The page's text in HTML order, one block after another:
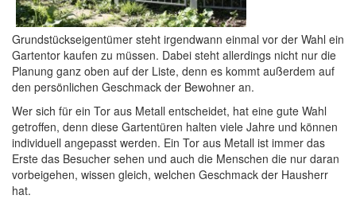
Grundstückseigentümer steht irgendwann einmal vor der Wahl ein
Gartentor kaufen zu müssen. Dabei steht allerdings nicht nur die
Planung ganz oben auf der Liste, denn es kommt außerdem auf
den persönlichen Geschmack der Bewohner an.
Wer sich für ein Tor aus Metall entscheidet, hat eine gute Wahl
getroffen, denn diese Gartentüren halten viele Jahre und können
individuell angepasst werden. Ein Tor aus Metall ist immer das
Erste das Besucher sehen und auch die Menschen die nur daran
vorbeigehen, wissen gleich, welchen Geschmack der Hausherr
hat.